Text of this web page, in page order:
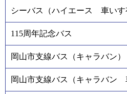
シーバス（ハイエース 車いす
115周年記念バス
岡山市支線バス（キャラバン）
岡山市支線バス（キャラバン